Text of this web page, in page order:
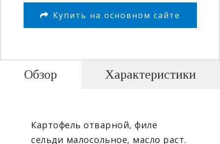
Купить на основном сайте
Обзор
Картофель отварной, филе
сельди малосольное, масло раст.
Характеристики